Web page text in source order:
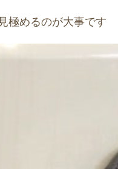
極めるのが大事です